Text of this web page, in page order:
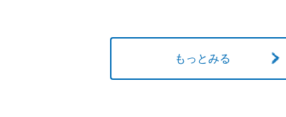
もっとみる